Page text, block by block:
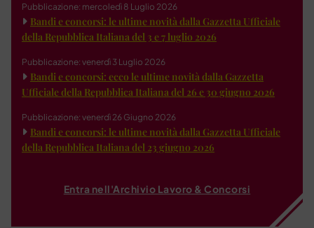
Pubblicazione: mercoledì 8 Luglio 2026
Bandi e concorsi: le ultime novità dalla Gazzetta Ufficiale
della Repubblica Italiana del 3 e 7 luglio 2026
Pubblicazione: venerdì 3 Luglio 2026
Bandi e concorsi: ecco le ultime novità dalla Gazzetta
Ufficiale della Repubblica Italiana del 26 e 30 giugno 2026
Pubblicazione: venerdì 26 Giugno 2026
Bandi e concorsi: le ultime novità dalla Gazzetta Ufficiale
della Repubblica Italiana del 23 giugno 2026
Entra nell'Archivio Lavoro & Concorsi